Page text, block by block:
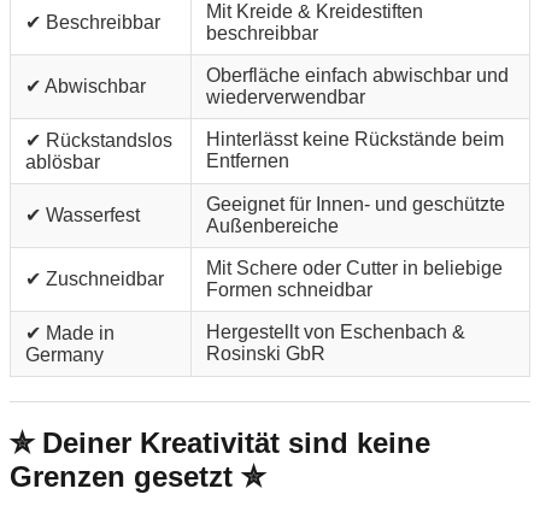
✔ Beschreibbar
Mit Kreide & Kreidestiften
beschreibbar
✔ Abwischbar
Oberfläche einfach abwischbar und
wiederverwendbar
✔ Rückstandslos
ablösbar
Hinterlässt keine Rückstände beim
Entfernen
✔ Wasserfest
Geeignet für Innen- und geschützte
Außenbereiche
✔ Zuschneidbar
Mit Schere oder Cutter in beliebige
Formen schneidbar
✔ Made in
Germany
Hergestellt von Eschenbach &
Rosinski GbR
✮ Deiner Kreativität sind keine
Grenzen gesetzt ✮